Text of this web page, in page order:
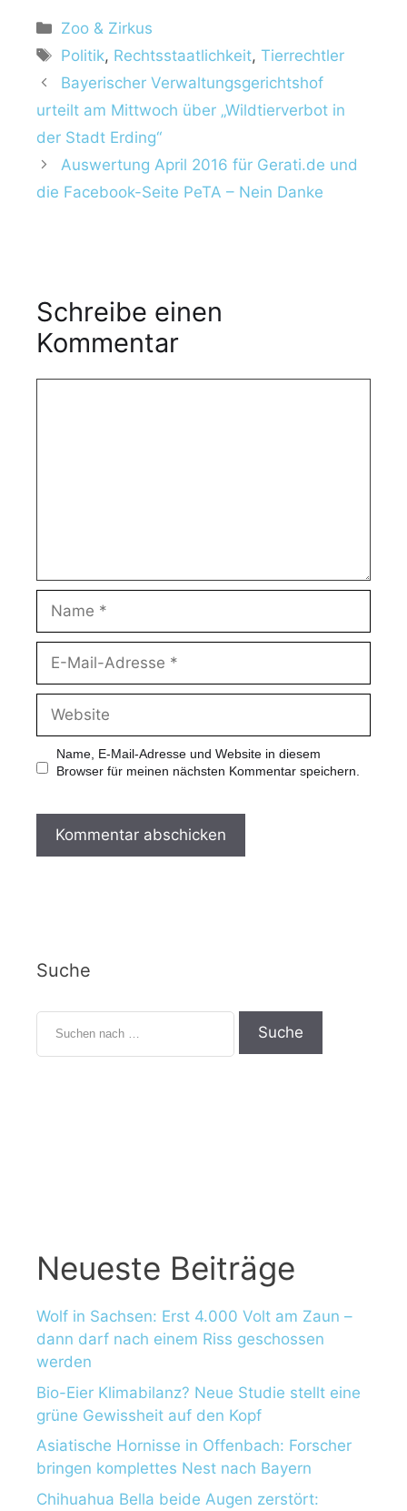
Zoo & Zirkus
Politik, Rechtsstaatlichkeit,Tierrechtler
Bayerischer Verwaltungsgerichtshof
urteilt am Mittwoch über „Wildtierverbot in
der Stadt Erding“
Auswertung April 2016 für Gerati.de und
die Facebook-Seite PeTA – Nein Danke
Schreibe einen
Kommentar
Name, E-Mail-Adresse und Website in diesem
Browser für meinen nächsten Kommentar speichern.
Suche
Neueste Beiträge
Wolf in Sachsen: Erst 4.000 Volt am Zaun –
dann darf nach einem Riss geschossen
werden
Bio-Eier Klimabilanz? Neue Studie stellt eine
grüne Gewissheit auf den Kopf
Asiatische Hornisse in Offenbach: Forscher
bringen komplettes Nest nach Bayern
Chihuahua Bella beide Augen zerstört: